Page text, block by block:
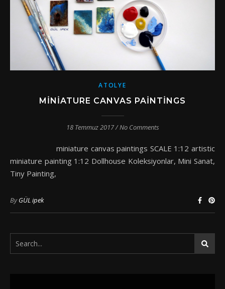
ATOLYE
MINIATURE CANVAS PAINTINGS
18 Temmuz 2017/No Comments
miniature canvas paintings SCALE 1:12 artistic
miniature painting 1:12 Dollhouse Koleksiyonlar, Mini Sanat,
Tiny Painting,
ByGÜL ipek